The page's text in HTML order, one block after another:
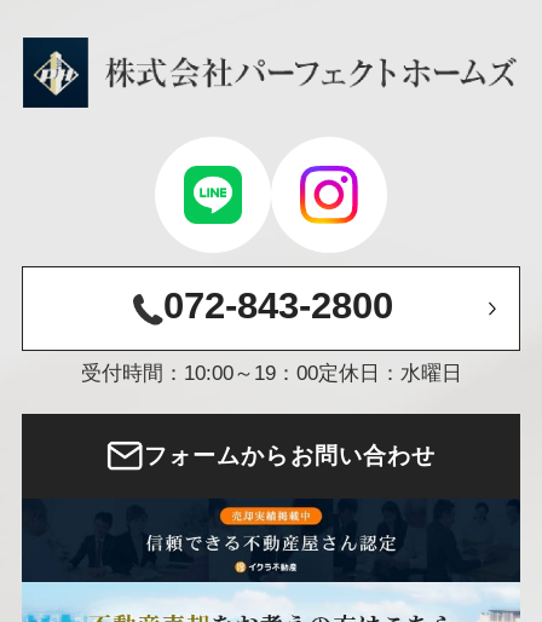
072-843-2800
受付時間：10:00～19：00定休日：水曜日
フォームからお問い合わせ